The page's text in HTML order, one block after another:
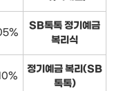
SB톡톡 정기예금
복리식
정기예금 복리(SB
톡톡)